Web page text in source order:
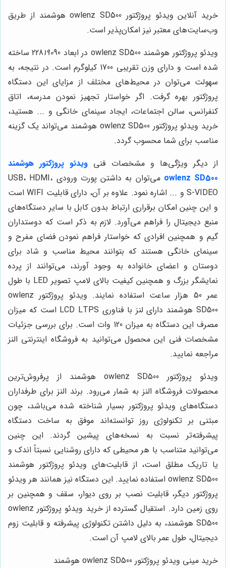
خرید آنلاین ویدئو پروژکتور owlenz SD500 هوشمند از طریق
وب‌سایت‌های معتبر نیز امکان‌پذیر است.
ویدئو پروژکتور هوشمند owlenz SD500 در ابعاد 228
190
90 ساخته
شده است و دارای وزن تقریبی 1700 کیلوگرم است. در نتیجه، به
سهولت می‌توان در محیط‌های مختلف از مزایای این دستگاه
پروژکتور بهره گرفت. اگر خواستار تجهیز نمودن مدرسه، اتاق
کنفرانس، سالن اجتماعات، ایجاد سینمای خانگی و ... هستید،
خرید ویدئو پروژکتور owlenz SD500 هوشمند می‌تواند یک گزینه
مناسب برای شما محسوب گردد.
از دیگر ویژگی‌ها و مشخصات فنی ویدئو پروژکتور هوشمند
owlenz SD500
می‌توان به داشتن پورت ورودی USB، HDMI،
S-VIDEO و ... اشاره نمود. علاوه بر آن، دارای قابلیت WIFI است
و این چنین امکان برقراری ارتباط بدون کابل با سایر دستگاه‌های
منبع دیجیتال را فراهم می‌آورد. لازم به ذکر است که دوستداران
گیم و همچنین افرادی که خواستار فراهم نمودن فضای مفرح و
سینمای خانگی هستند که بتوانند محیط مناسب و شاد برای
دوستان و اعضای خانواده به وجود آورند، می‌توانند از پرده
نمایشگر بزرگ و همچنین کیفیت بالای لامپ تصویر LED با طول
عمر 50 هزار ساعت استفاده نمایند. ویدئو پروژکتور owlenz
SD500 هوشمند دارای لنز با فناوری LCD LTPS است که میزان
مصرف این دستگاه به میزان 120 وات است. برای بررسی جزئیات
مشخصات فنی این محصول می‌توانید به فروشگاه اینترنتی النز
مراجعه نمایید.
ویدئو پروژکتور owlenz SD500 هوشمند از پرفروش‌ترین
محصولات فروشگاه النز به شمار می‌رود. برند النز برای طرفداران
دستگاه‌های ویدئو پروژکتور بسیار شناخته شده می‌باشد، چون
مبتنی بر تکنولوژی روز توانسته‌اند موفق به ساخت دستگاه
پیشرفته‌تر نسبت به نسخه‌های پیشین گردند. این چنین
می‌توانید متناسب با هر محیطی که دارای روشنایی نسبتاً اندک و
یا تاریک مطلق است، از قابلیت‌های ویدئو پروژکتور هوشمند
owlenz SD500 استفاده نمایید. این دستگاه نیز همانند هر ویدئو
پروژکتور دیگر، قابلیت نصب بر روی دیوار، سقف و همچنین بر
روی زمین دارد. استقبال گسترده از خرید ویدئو پروژکتور owlenz
SD500 هوشمند، به دلیل داشتن تکنولوژی پیشرفته و قابلیت زوم
دیجیتال، طول عمر بالای لامپ آن است.
خرید مینی ویدئو پروژکتور owlenz SD500 هوشمند